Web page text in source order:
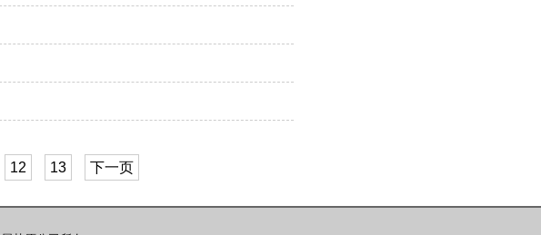
12 13 下一页